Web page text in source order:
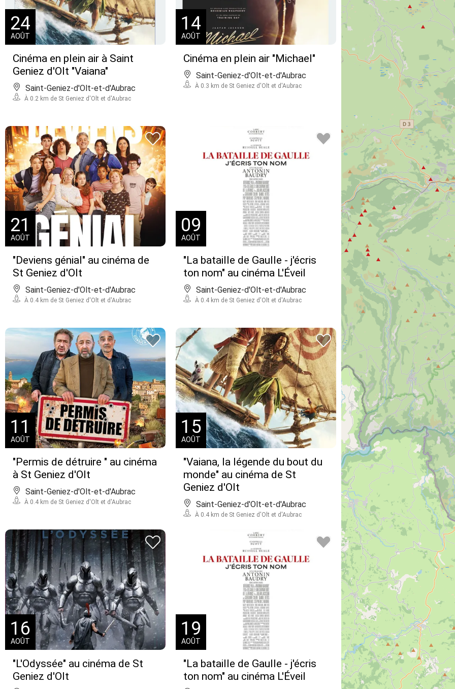
Cinéma en plein air à Saint
Geniez d'Olt "Vaiana"
24
AOÛT
Saint-Geniez-d'Olt-et-d'Aubrac
À 0.2 km de St Geniez d'Olt et d'Aubrac
Cinéma en plein air "Michael"
14
AOÛT
Saint-Geniez-d'Olt-et-d'Aubrac
À 0.3 km de St Geniez d'Olt et d'Aubrac
"Deviens génial" au cinéma de
St Geniez d'Olt
21
AOÛT
Saint-Geniez-d'Olt-et-d'Aubrac
À 0.4 km de St Geniez d'Olt et d'Aubrac
"La bataille de Gaulle - j'écris
ton nom" au cinéma L'Éveil
09
AOÛT
Saint-Geniez-d'Olt-et-d'Aubrac
À 0.4 km de St Geniez d'Olt et d'Aubrac
"Permis de détruire " au cinéma
à St Geniez d'Olt
11
AOÛT
Saint-Geniez-d'Olt-et-d'Aubrac
À 0.4 km de St Geniez d'Olt et d'Aubrac
"Vaiana, la légende du bout du
monde" au cinéma de St
Geniez d'Olt
15
AOÛT
Saint-Geniez-d'Olt-et-d'Aubrac
À 0.4 km de St Geniez d'Olt et d'Aubrac
"L'Odyssée" au cinéma de St
Geniez d'Olt
16
AOÛT
"La bataille de Gaulle - j'écris
ton nom" au cinéma L'Éveil
19
AOÛT